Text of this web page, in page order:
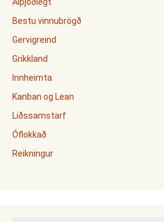
Alþjóðlegt
Bestu vinnubrögð
Gervigreind
Grikkland
Innheimta
Kanban og Lean
Liðssamstarf
Óflokkað
Reikningur